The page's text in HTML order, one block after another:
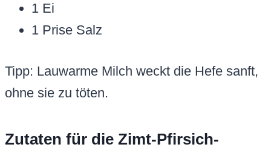
1 Ei
1 Prise Salz
Tipp: Lauwarme Milch weckt die Hefe sanft,
ohne sie zu töten.
Zutaten für die Zimt-Pfirsich-